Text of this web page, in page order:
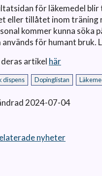
för läkemedel
eller tillåtet inom träning
kommer kunna söka
används för humant bruk.
deras artikel här
dispens Dopinglistan
2024-07-04
nyheter